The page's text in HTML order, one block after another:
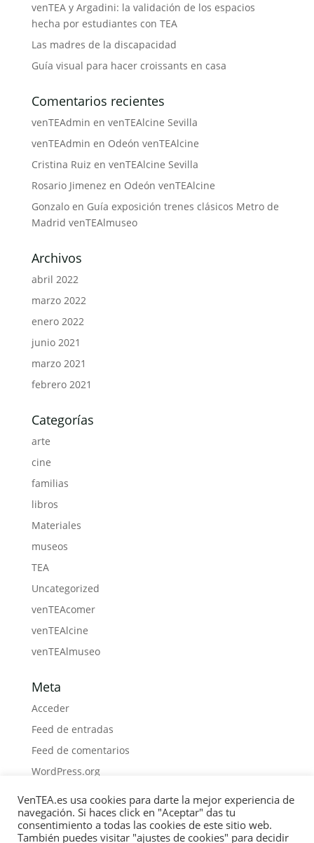
venTEA y Argadini: la validación de los espacios
hecha por estudiantes con TEA
Las madres de la discapacidad
Guía visual para hacer croissants en casa
Comentarios recientes
venTEAdmin en venTEAlcine Sevilla
venTEAdmin en Odeón venTEAlcine
Cristina Ruiz en venTEAlcine Sevilla
Rosario Jimenez en Odeón venTEAlcine
Gonzaloen Guía exposición trenes clásicos Metro de
Madrid venTEAlmuseo
Archivos
abril 2022
marzo 2022
enero 2022
junio 2021
marzo 2021
febrero 2021
Categorías
arte
cine
familias
libros
Materiales
museos
TEA
Uncategorized
venTEAcomer
venTEAlcine
venTEAlmuseo
Meta
Acceder
Feed de entradas
Feed de comentarios
WordPress.org
Política de Cookies Privacidad Boletín
VenTEA.es usa cookies para darte la mejor experiencia de
navegación. Si haces click en "Aceptar" das tu
consentimiento a todas las cookies de este sitio web.
También puedes visitar "ajustes de cookies" para decidir